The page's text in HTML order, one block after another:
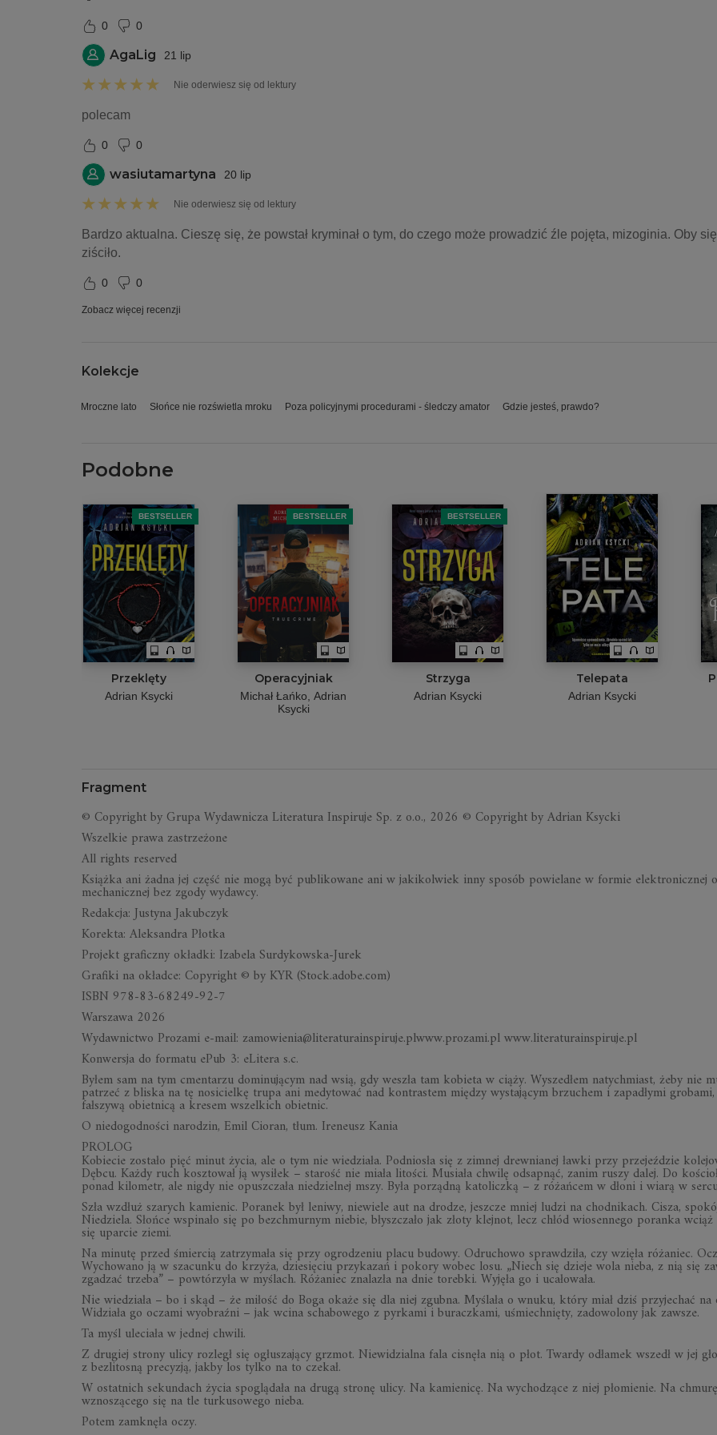
0 0
AgaLig 21 lip
Nie oderwiesz się od lektury
polecam
0 0
wasiutamartyna 20 lip
Nie oderwiesz się od lektury
Bardzo aktualna. Cieszę się, że powstał kryminał o tym, do czego może prowadzić źle pojęta, mizoginia. Oby
ziściło.
0 0
Zobacz więcej recenzji
Kolekcje
Mroczne lato Słońce nie rozświetla mroku Poza policyjnymi procedurami - śledczy amator Gdzie jesteś, prawdo?
Podobne
BESTSELLER
Przeklęty
Adrian Ksycki
BESTSELLER
Operacyjniak
Michał Łańko Adrian
Ksycki
BESTSELLER
Strzyga
Adrian Ksycki
Telepata
Adrian Ksycki
Fragment
© Copyright by Grupa Wydawnicza Literatura Inspiruje Sp. z o.o., 2026 © Copyright by Adrian Ksycki
Wszelkie prawa zastrzeżone
All rights reserved
Książka ani żadna jej część nie mogą być publikowane ani w jakikolwiek inny sposób powielane w formie elektronicznej
mechanicznej bez zgody wydawcy.
Redakcja: Justyna Jakubczyk
Korekta: Aleksandra Płotka
Projekt graficzny okładki: Izabela Surdykowska-Jurek
Grafiki na okładce: Copyright © by KYR (Stock.adobe.com)
ISBN 978-83-68249-92-7
Warszawa 2026
Wydawnictwo Prozami e-mail: zamowienia@literaturainspiruje.plwww.prozami.pl www.literaturainspiruje.pl
Konwersja do formatu ePub 3: eLitera s.c.
Byłem sam na tym cmentarzu dominującym nad wsią, gdy weszła tam kobieta w ciąży. Wyszedłem natychmiast, żeby nie
patrzeć z bliska na tę nosicielkę trupa ani medytować nad kontrastem między wystającym brzuchem i zapadłymi
fałszywą obietnicą a kresem wszelkich obietnic.
O niedogodności narodzin, Emil Cioran, tłum. Ireneusz Kania
PROLOG
Kobiecie zostało pięć minut życia, ale o tym nie wiedziała. Podniosła się z zimnej drewnianej ławki przy przejeździe
Dębcu. Każdy ruch kosztował ją wysiłek – starość nie miała litości. Musiała chwilę odsapnąć, zanim ruszy dalej. Do
ponad kilometr, ale nigdy nie opuszczała niedzielnej mszy. Była porządną katoliczką – z różańcem w dłoni i wiarą w
Szła wzdłuż szarych kamienic. Poranek był leniwy, niewiele aut na drodze, jeszcze mniej ludzi na chodnikach. Cisza,
Niedziela. Słońce wspinało się po bezchmurnym niebie, błyszczało jak złoty klejnot, lecz chłód wiosennego poranka wciąż
się uparcie ziemi.
Na minutę przed śmiercią zatrzymała się przy ogrodzeniu placu budowy. Odruchowo sprawdziła, czy wzięła różaniec.
Wychowano ją w szacunku do krzyża, dziesięciu przykazań i pokory wobec losu. „Niech się dzieje wola nieba, z nią się
zgadzać trzeba” – powtórzyła w myślach. Różaniec znalazła na dnie torebki. Wyjęła go i ucałowała.
Nie wiedziała – bo i skąd – że miłość do Boga okaże się dla niej zgubna. Myślała o wnuku, który miał dziś przyjechać na
Widziała go oczami wyobraźni – jak wcina schabowego z pyrkami i buraczkami, uśmiechnięty, zadowolony jak zawsze.
Ta myśl uleciała w jednej chwili.
Z drugiej strony ulicy rozległ się ogłuszający grzmot. Niewidzialna fala cisnęła nią o płot. Twardy odłamek wszedł w jej
z bezlitosną precyzją, jakby los tylko na to czekał.
W ostatnich sekundach życia spoglądała na drugą stronę ulicy. Na kamienicę. Na wychodzące z niej płomienie. Na
wznoszącego się na tle turkusowego nieba.
Potem zamknęła oczy.